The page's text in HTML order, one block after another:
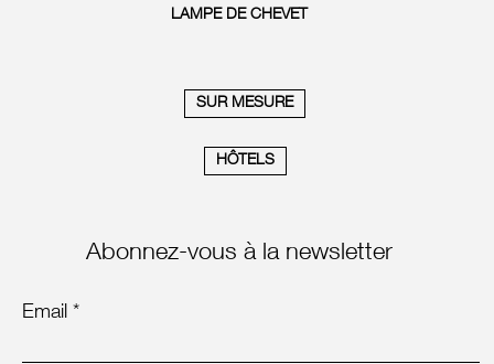
LAMPE DE CHEVET
SUR MESURE
HÔTELS
Abonnez-vous à la newsletter
Email *